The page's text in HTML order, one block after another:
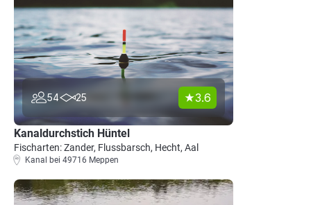
54 25 3.6
Kanaldurchstich Hüntel
Fischarten: Zander, Flussbarsch, Hecht, Aal
Kanal bei 49716 Meppen